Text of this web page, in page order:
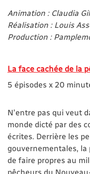
Animation : Claudia
Réalisation : Louis
Production :
La face cachée de la
5 épisodes x 20
N’entre pas qui veut
monde dicté par des
écrites. Derrière les
gouvernementales, la
de faire propres au
pêcheurs du